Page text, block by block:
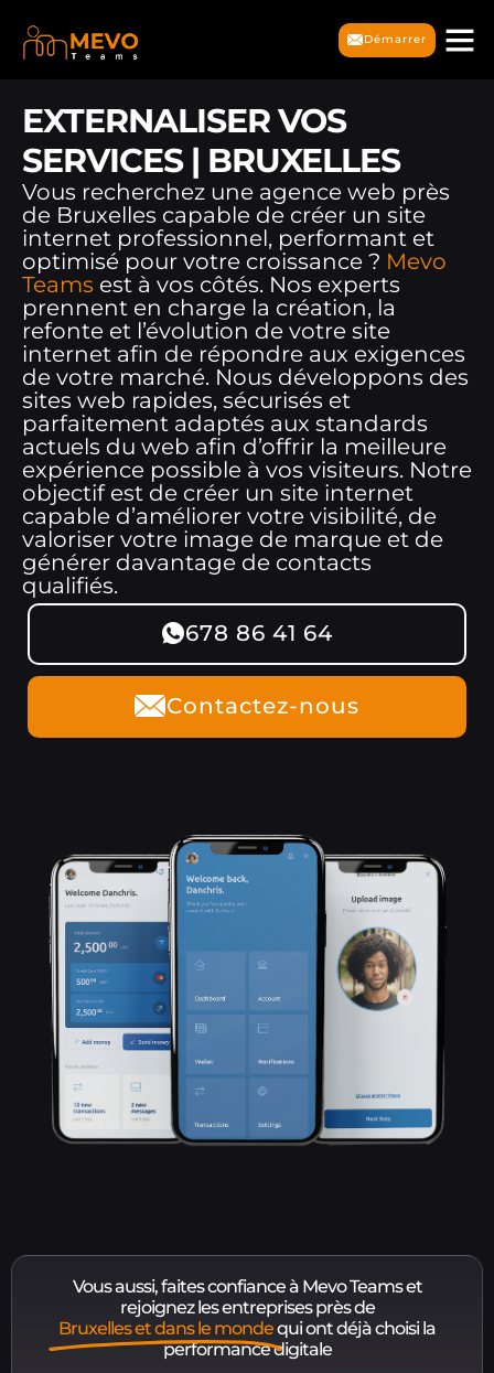
Démarrer
EXTERNALISER VOS
SERVICES | BRUXELLES
Vous recherchez une agence web près
de Bruxelles capable de créer un site
internet professionnel, performant et
optimisé pour votre croissance ? Mevo
Teams est à vos côtés. Nos experts
prennent en charge la création, la
refonte et l’évolution de votre site
internet afin de répondre aux exigences
de votre marché. Nous développons des
sites web rapides, sécurisés et
parfaitement adaptés aux standards
actuels du web afin d’offrir la meilleure
expérience possible à vos visiteurs. Notre
objectif est de créer un site internet
capable d’améliorer votre visibilité, de
valoriser votre image de marque et de
générer davantage de contacts
qualifiés.
678 86 41 64
Contactez-nous
Vous aussi, faites confiance à Mevo Teams et
rejoignez les entreprises près de
Bruxelles et dans le mondequi ont déjà choisi la
performance digitale